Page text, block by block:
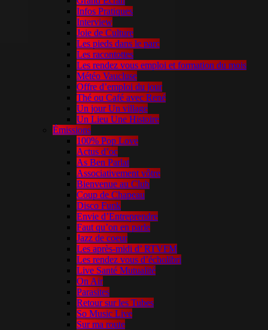
Infos Pratiques
Interview
Joie de Culture
Les pieds dans le parc
Les racontottes
Les rendez vous emploi et formation du mois
Météo Vaucluse
Offre d’emploi du jour
Thé ou Café avec René
Un jour Un village
Un Lieu Une Histoire
Émissions
100% Pop Love
Actus d’oc
As Ben Parlat
Associativement vôtre
Bienvenue au Club
Coup de Chapeau
Disco Funk
Envie d’Entreprendre
Faut qu’on en parle
Jazz de coeur
Les après-midi d’ RTVFM
Les rendez vous d’écholibri
Live Santé Mutualité
On Air
Parasites
Retour sur les Tubes
So Music Live
Sur ma route